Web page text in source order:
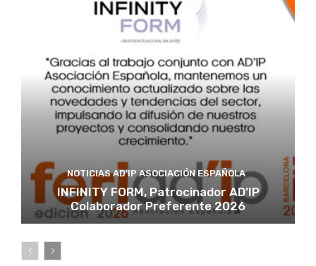
NOTICIAS AD'IP ASOCIACIÓN ESPAÑOLA
INFINITY FORM, Patrocinador AD’IP
Colaborador Preferente 2026